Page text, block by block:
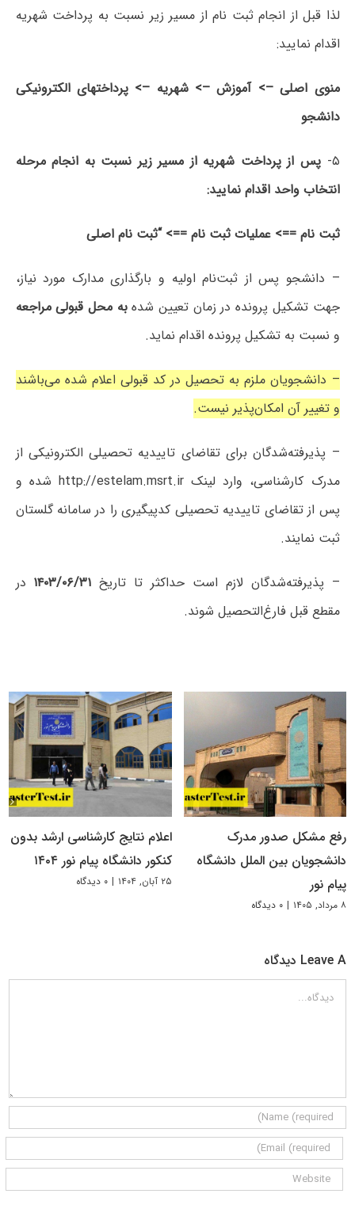
لذا قبل از انجام ثبت نام از مسیر زیر نسبت به پرداخت شهریه
اقدام نمایید:
منوی اصلی –> آموزش –> شهریه –> پرداختهای الکترونیکی
دانشجو
۵- پس از پرداخت شهریه از مسیر زیر نسبت به انجام مرحله
انتخاب واحد اقدام نمایید:
ثبت نام ==> عملیات ثبت نام ==> “ثبت نام اصلی
– دانشجو پس از ثبت‌نام اولیه و بارگذاری مدارک مورد نیاز،
جهت تشکیل پرونده در زمان تعیین شدهبه محل قبولی مراجعه
و نسبت به تشکیل پرونده اقدام نماید.
– دانشجویان ملزم به تحصیل در کد قبولی اعلام شده می‌باشند
و تغییر آن امکان‌پذیر نیست.
– پذیرفته‌شدگان برای تقاضای تاییدیه تحصیلی الکترونیکی از
مدرک کارشناسی، وارد لینک http://estelam.msrt.ir شده و
پس از تقاضای تاییدیه تحصیلی کدپیگیری را در سامانه گلستان
ثبت نمایند.
– پذیرفته‌شدگان لازم است حداکثر تا تاریخ ۱۴۰۳/۰۶/۳۱ در
مقطع قبل فارغ‌التحصیل شوند.
رفع مشکل صدور مدرک
دانشجویان بین الملل دانشگاه
پیام نور
۸ مرداد, ۱۴۰۵ | ۰ دیدگاه
اعلام نتایج کارشناسی ارشد بدون
کنکور دانشگاه پیام نور ۱۴۰۴
۲۵ آبان, ۱۴۰۴ | ۰ دیدگاه
Leave A دیدگاه
دیدگاه